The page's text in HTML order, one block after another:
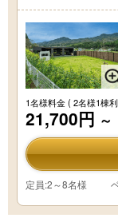
1名様料金( 2名様1棟
21,700円 ～
定員:2～8名様